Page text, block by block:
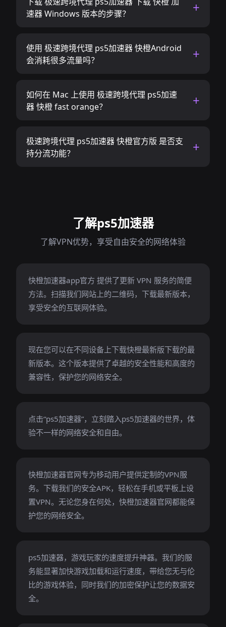
速器 Windows 版本的步骤？
使用 极速跨境代理 ps5加速器 快橙Android
会消耗很多流量吗？
如何在 Mac 上使用 极速跨境代理 ps5加速
器 快橙 fast orange？
极速跨境代理 ps5加速器 快橙官方版 是否支
持分流功能？
了解ps5加速器
了解VPN优势，享受自由安全的网络体验
快橙加速器app官方 提供了更新 VPN 服务的简便
方法。扫描我们网站上的二维码，下载最新版本，
享受安全的互联网体验。
现在您可以在不同设备上下载快橙最新版下载的最
新版本。这个版本提供了卓越的安全性能和高度的
兼容性，保护您的网络安全。
点击“ps5加速器”，立刻踏入ps5加速器的世界，体
验不一样的网络安全和自由。
快橙加速器官网专为移动用户提供定制的VPN服
务。下载我们的安全APK，轻松在手机或平板上设
置VPN。无论您身在何处，快橙加速器官网都能保
护您的网络安全。
ps5加速器，游戏玩家的速度提升神器。我们的服
务能显著加快游戏加载和运行速度，带给您无与伦
比的游戏体验，同时我们的加密保护让您的数据安
全。